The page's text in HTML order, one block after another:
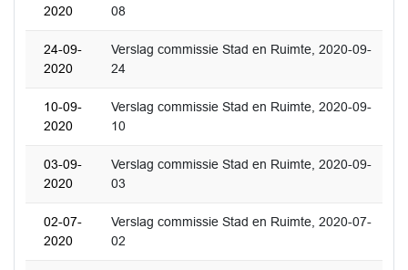
2020
08
24-09-
2020
Verslag commissie Stad en Ruimte, 2020-09-
24
10-09-
2020
Verslag commissie Stad en Ruimte, 2020-09-
10
03-09-
2020
Verslag commissie Stad en Ruimte, 2020-09-
03
02-07-
2020
Verslag commissie Stad en Ruimte, 2020-07-
02